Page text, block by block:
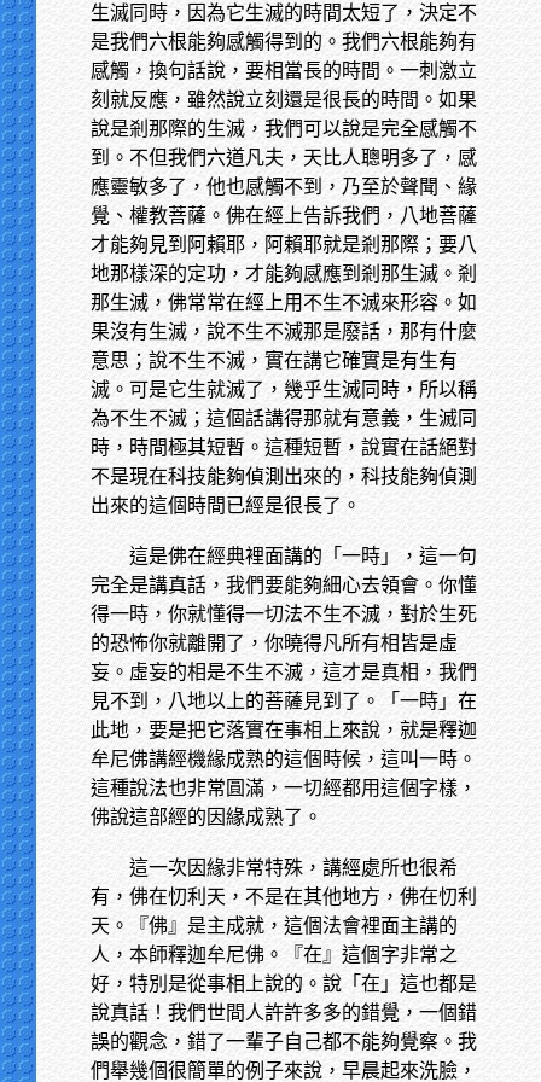
生滅同時，因為它生滅的時間太短了，決定不
是我們六根能夠感觸得到的。我們六根能夠有
感觸，換句話說，要相當長的時間。一刺激立
刻就反應，雖然說立刻還是很長的時間。如果
說是剎那際的生滅，我們可以說是完全感觸不
到。不但我們六道凡夫，天比人聰明多了，感
應靈敏多了，他也感觸不到，乃至於聲聞、緣
覺、權教菩薩。佛在經上告訴我們，八地菩薩
才能夠見到阿賴耶，阿賴耶就是剎那際；要八
地那樣深的定功，才能夠感應到剎那生滅。剎
那生滅，佛常常在經上用不生不滅來形容。如
果沒有生滅，說不生不滅那是廢話，那有什麼
意思；說不生不滅，實在講它確實是有生有
滅。可是它生就滅了，幾乎生滅同時，所以稱
為不生不滅；這個話講得那就有意義，生滅同
時，時間極其短暫。這種短暫，說實在話絕對
不是現在科技能夠偵測出來的，科技能夠偵測
出來的這個時間已經是很長了。
這是佛在經典裡面講的「一時」，這一句
完全是講真話，我們要能夠細心去領會。你懂
得一時，你就懂得一切法不生不滅，對於生死
的恐怖你就離開了，你曉得凡所有相皆是虛
妄。虛妄的相是不生不滅，這才是真相，我們
見不到，八地以上的菩薩見到了。「一時」在
此地，要是把它落實在事相上來說，就是釋迦
牟尼佛講經機緣成熟的這個時候，這叫一時。
這種說法也非常圓滿，一切經都用這個字樣，
佛說這部經的因緣成熟了。
這一次因緣非常特殊，講經處所也很希
有，佛在忉利天，不是在其他地方，佛在忉利
天。『佛』是主成就，這個法會裡面主講的
人，本師釋迦牟尼佛。『在』這個字非常之
好，特別是從事相上說的。說「在」這也都是
說真話！我們世間人許許多多的錯覺，一個錯
誤的觀念，錯了一輩子自己都不能夠覺察。我
們舉幾個很簡單的例子來說，早晨起來洗臉，